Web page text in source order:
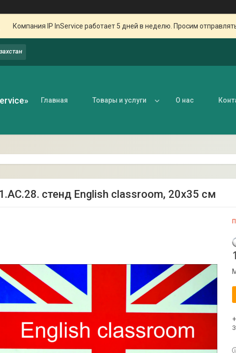
Компания IP InService работает 5 дней в неделю. Просим
Главная Товары и услуги О нас
1.АС.28. стенд English classroom, 20х35 см